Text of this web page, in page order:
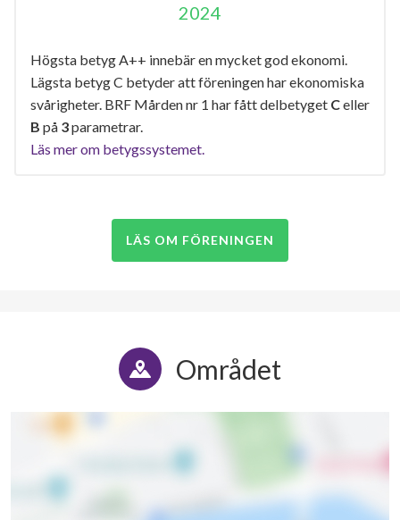
2024
Högsta betyg A++ innebär en mycket god ekonomi.
Lägsta betyg C betyder att föreningen har ekonomiska
svårigheter. BRF Mården nr 1 har fått delbetyget Celler
B på 3parametrar.
Läs mer om betygssystemet.
LÄS OM FÖRENINGEN
Området